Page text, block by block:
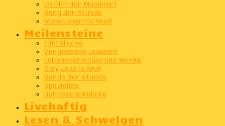
Im Ohr der Musik(er)
Song der Stunde
Monatsherrlichkeit
Meilensteine
Filetstücke
Vergessene Juwelen
Lebensverlängernde Werke
Only Jazz Is Real
Bands der Stunde
Spezielles
Jahresrückblicke
Livehaftig
Lesen & Schwelgen